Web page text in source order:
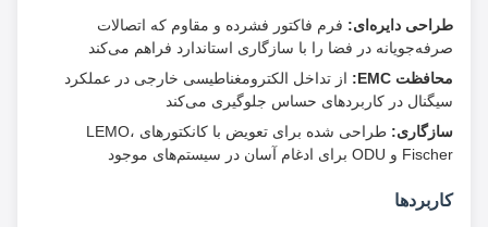
طراحی دایره‌ای:فرم فاکتور فشرده و مقاوم که اتصالات
صرفه‌جویانه در فضا را با سازگاری استاندارد فراهم می‌کند
محافظت EMC:
از تداخل الکترومغناطیسی خارجی در عملکرد
سیگنال در کاربردهای حساس جلوگیری می‌کند
سازگاری:
طراحی شده برای تعویض با کانکتورهای LEMO،
Fischer و ODU برای ادغام آسان در سیستم‌های موجود
کاربردها